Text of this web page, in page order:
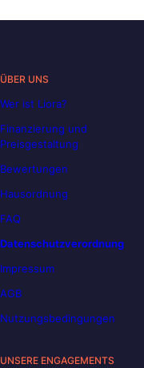
ÜBER UNS
Wer ist Liora?
Finanzierung und
Preisgestaltung
Bewertungen
Hausordnung
FAQ
Datenschutzverordnung
Impressum
AGB
Nutzungsbedingungen
UNSERE ENGAGEMENTS